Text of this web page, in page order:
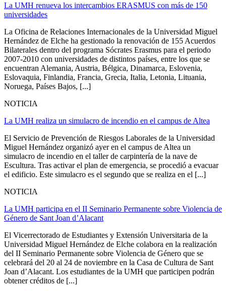
La UMH renueva los intercambios ERASMUS con más de 150
universidades
La Oficina de Relaciones Internacionales de la Universidad Miguel
Hernández de Elche ha gestionado la renovación de 155 Acuerdos
Bilaterales dentro del programa Sócrates Erasmus para el periodo
2007-2010 con universidades de distintos países, entre los que se
encuentran Alemania, Austria, Bélgica, Dinamarca, Eslovenia,
Eslovaquia, Finlandia, Francia, Grecia, Italia, Letonia, Lituania,
Noruega, Países Bajos, [...]
NOTICIA
La UMH realiza un simulacro de incendio en el campus de Altea
El Servicio de Prevención de Riesgos Laborales de la Universidad
Miguel Hernández organizó ayer en el campus de Altea un
simulacro de incendio en el taller de carpintería de la nave de
Escultura. Tras activar el plan de emergencia, se procedió a evacuar
el edificio. Este simulacro es el segundo que se realiza en el [...]
NOTICIA
La UMH participa en el II Seminario Permanente sobre Violencia de
Género de Sant Joan d’Alacant
El Vicerrectorado de Estudiantes y Extensión Universitaria de la
Universidad Miguel Hernández de Elche colabora en la realización
del II Seminario Permanente sobre Violencia de Género que se
celebrará del 20 al 24 de noviembre en la Casa de Cultura de Sant
Joan d’Alacant. Los estudiantes de la UMH que participen podrán
obtener créditos de [...]